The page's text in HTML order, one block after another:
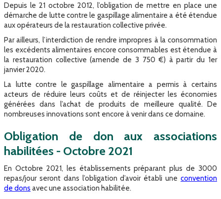
Depuis le 21 octobre 2012, l’obligation de mettre en place une
démarche de lutte contre le gaspillage alimentaire a été étendue
aux opérateurs de la restauration collective privée.
Par ailleurs, l’interdiction de rendre impropres à la consommation
les excédents alimentaires encore consommables est étendue à
la restauration collective (amende de 3 750 €) à partir du 1er
janvier 2020.
La lutte contre le gaspillage alimentaire a permis à certains
acteurs de réduire leurs coûts et de réinjecter les économies
générées dans l’achat de produits de meilleure qualité. De
nombreuses innovations sont encore à venir dans ce domaine.
Obligation de don aux associations
habilitées - Octobre 2021
En Octobre 2021, les établissements préparant plus de 3000
repas/jour seront dans l’obligation d’avoir établi une convention
de dons avec une association habilitée.